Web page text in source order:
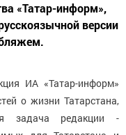
«Татар-информ»,
версии
ИА «Татар-информ»
о жизни Татарстана,
задача редакции -